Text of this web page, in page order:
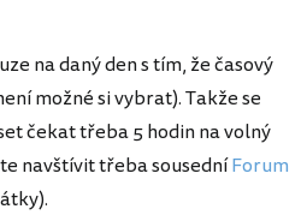
na daný den s tím, že časový
možné si vybrat). Takže se
čekat třeba 5 hodin na volný
navštívit třeba sousedníForum